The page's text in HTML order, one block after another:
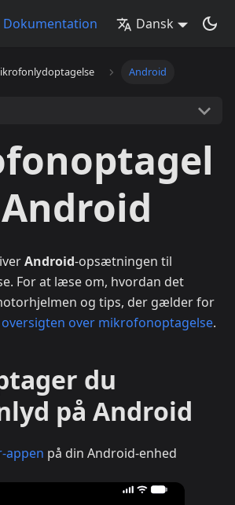
Dokumentation Dansk
Android
Android-opsætningen til
For at læse om, hvordan det
og tips, der gælder for
oversigten over mikrofonoptagelse.
du
på Android
appen på din Android-enhed